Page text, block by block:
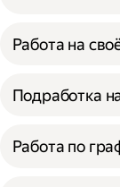
Работа на
Подработка
Работа по